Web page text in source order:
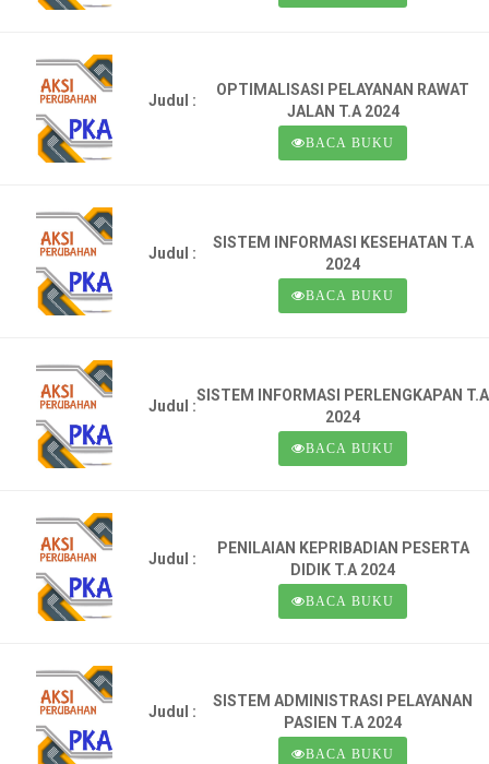
Judul :
OPTIMALISASI PELAYANAN RAWAT
JALAN T.A 2024
BACA BUKU
Judul :
SISTEM INFORMASI KESEHATAN T.A
2024
BACA BUKU
Judul :
SISTEM INFORMASI PERLENGKAPAN T.A
2024
BACA BUKU
Judul :
PENILAIAN KEPRIBADIAN PESERTA
DIDIK T.A 2024
BACA BUKU
Judul :
SISTEM ADMINISTRASI PELAYANAN
PASIEN T.A 2024
BACA BUKU